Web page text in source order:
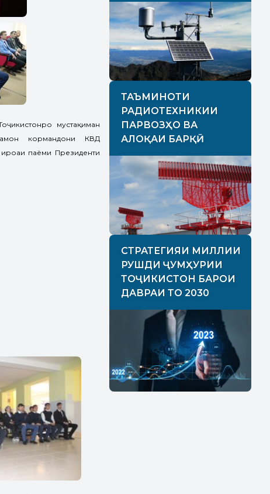
мустақиман
кормандони КВД
ироаи паёми Президенти
ТАЪМИНОТИ
РАДИОТЕХНИКИИ
ПАРВОЗҲО ВА
АЛОҚАИ БАРҚӢ
СТРАТЕГИЯИ МИЛЛИИ
РУШДИ ҶУМҲУРИИ
ТОҶИКИСТОН БАРОИ
ДАВРАИ ТО 2030